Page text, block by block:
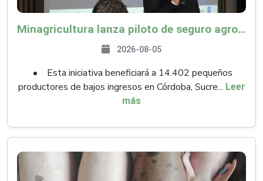
Minagricultura lanza piloto de seguro agropecuario por $9.625 millones para proteger a más de 14.000 pequeños productores contra riesgos del Fenómeno de El Niño
2026-08-05
• Esta iniciativa beneficiará a 14.402 pequeños
productores de bajos ingresos en Córdoba, Sucre... Leer
más